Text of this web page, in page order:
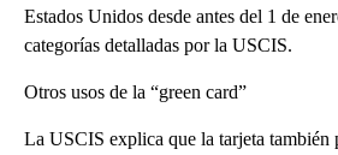
Estados Unidos desde antes del 1 de
categorías detalladas por la USCIS.
Otros usos de la “green card”
La USCIS explica que la tarjeta también